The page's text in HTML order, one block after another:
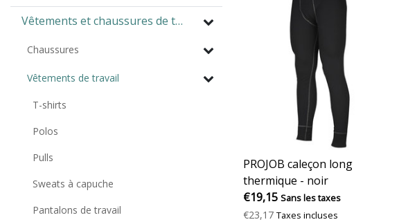
Vêtements et chaussures de travail
Chaussures
Vêtements de travail
T-shirts
Polos
Pulls
Sweats à capuche
Pantalons de travail
PROJOB caleçon long
thermique - noir
€19,15 Sans les taxes
€23,17 Taxes incluses